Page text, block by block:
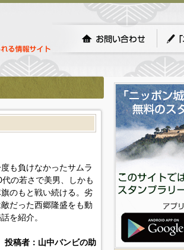
も負けなかったサムラ
の若さで美男、しかも
のもと戦い続ける。劣
だった西郷隆盛をも動
を紹介。
投稿者：山中バンビの助